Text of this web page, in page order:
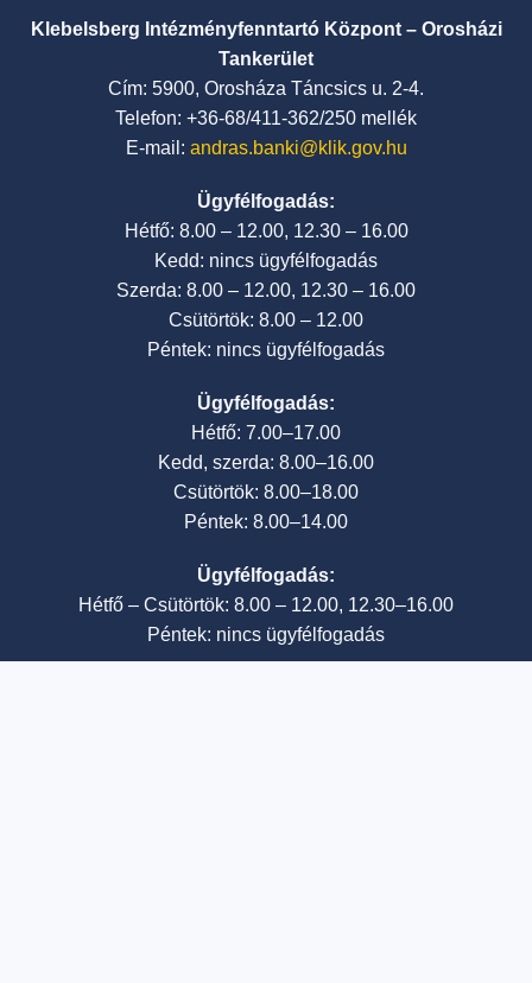
Klebelsberg Intézményfenntartó Központ – Orosházi
Tankerület
Cím: 5900, Orosháza Táncsics u. 2-4.
Telefon: +36-68/411-362/250 mellék
E-mail: andras.banki@klik.gov.hu
Ügyfélfogadás:
Hétfő: 8.00 – 12.00, 12.30 – 16.00
Kedd: nincs ügyfélfogadás
Szerda: 8.00 – 12.00, 12.30 – 16.00
Csütörtök: 8.00 – 12.00
Péntek: nincs ügyfélfogadás
Ügyfélfogadás:
Hétfő: 7.00–17.00
Kedd, szerda: 8.00–16.00
Csütörtök: 8.00–18.00
Péntek: 8.00–14.00
Ügyfélfogadás:
Hétfő – Csütörtök: 8.00 – 12.00, 12.30–16.00
Péntek: nincs ügyfélfogadás